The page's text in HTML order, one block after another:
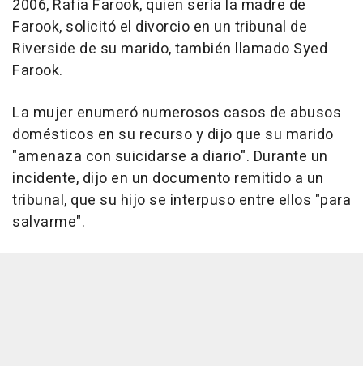
2006, Rafia Farook, quien sería la madre de
Farook, solicitó el divorcio en un tribunal de
Riverside de su marido, también llamado Syed
Farook.
La mujer enumeró numerosos casos de abusos
domésticos en su recurso y dijo que su marido
"amenaza con suicidarse a diario". Durante un
incidente, dijo en un documento remitido a un
tribunal, que su hijo se interpuso entre ellos "para
salvarme".